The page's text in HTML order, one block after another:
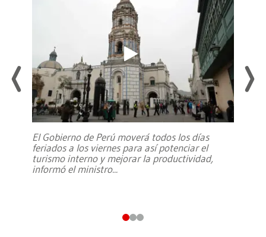
El Gobierno de Perú moverá todos los días
feriados a los viernes para así potenciar el
turismo interno y mejorar la productividad,
informó el ministro...